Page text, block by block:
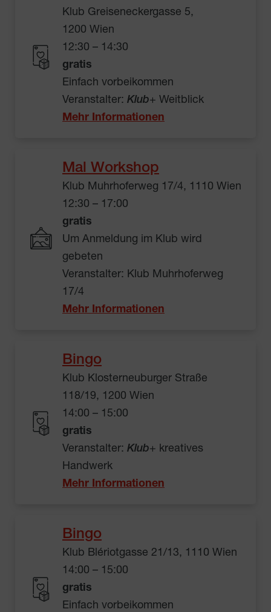
Klub Greiseneckergasse 5,
1200 Wien
12:30 – 14:30
gratis
Einfach vorbeikommen
Veranstalter: Klub+ Weitblick
Mehr Informationen
Mal Workshop
Klub Muhrhoferweg 17/4, 1110 Wien
12:30 – 17:00
gratis
Um Anmeldung im Klub wird
gebeten
Veranstalter: Klub Muhrhoferweg
17/4
Mehr Informationen
Bingo
Klub Klosterneuburger Straße
118/19, 1200 Wien
14:00 – 15:00
gratis
Veranstalter: Klub+ kreatives
Handwerk
Mehr Informationen
Bingo
Klub Blériotgasse 21/13, 1110 Wien
14:00 – 15:00
gratis
Einfach vorbeikommen